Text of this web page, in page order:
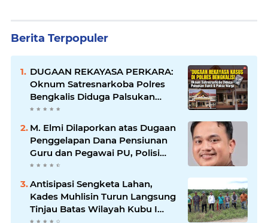
Berita Terpopuler
DUGAAN REKAYASA PERKARA:
Oknum Satresnarkoba Polres
Bengkalis Diduga Palsukan
Barang Bukti Hingga Paksa
Warga Hadir di TKP
M. Elmi Dilaporkan atas Dugaan
Penggelapan Dana Pensiunan
Guru dan Pegawai PU, Polisi
Pastikan Proses Hukum
Berjalan
Antisipasi Sengketa Lahan,
Kades Muhlisin Turun Langsung
Tinjau Batas Wilayah Kubu I